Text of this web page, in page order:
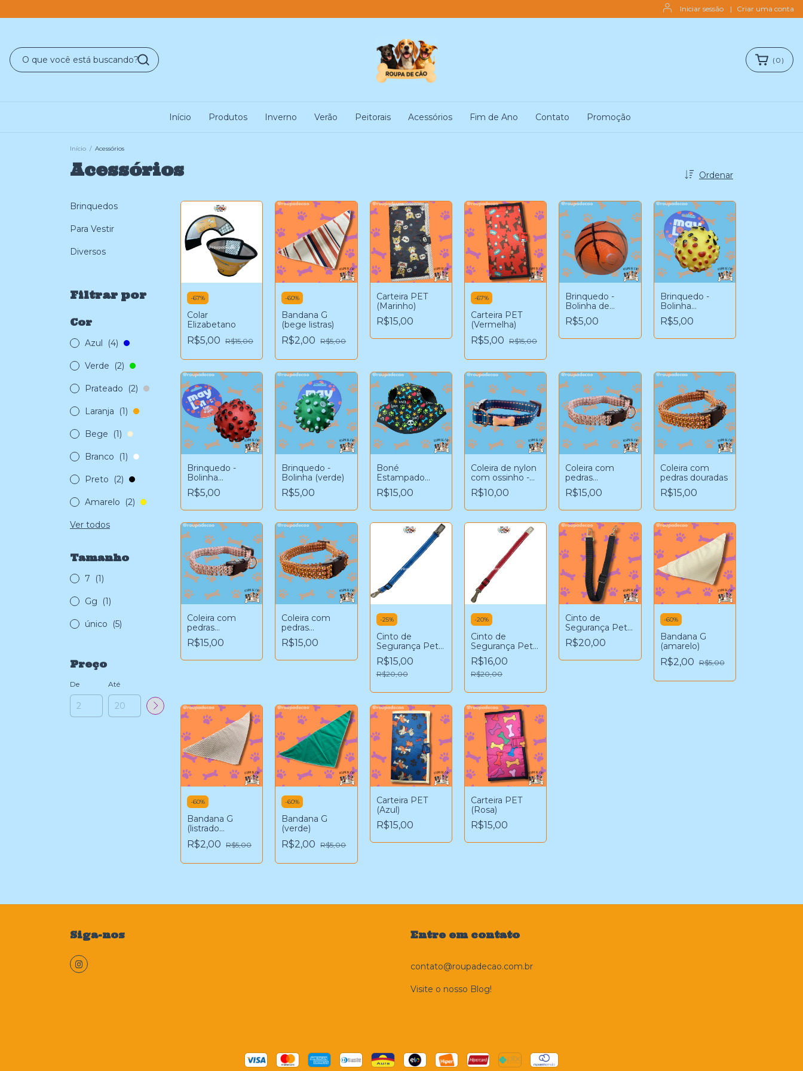
Iniciar sessão | Criar uma conta
( 0 )
Início Produtos Inverno Verão Peitorais Acessórios Fim de Ano Contato Promoção
Início / Acessórios
Acessórios Ordenar
Brinquedos
Para Vestir
Diversos
Filtrar por
Cor
Azul (4)
Verde (2)
Prateado (2)
Laranja (1)
Bege (1)
Branco (1)
Preto (2)
Amarelo (2)
Ver todos
Tamanho
7 (1)
Gg (1)
único (5)
Preço
De Até
-67%
Colar
Elizabetano
R$5,00 R$15,00
-60%
Bandana G
(bege listras)
R$2,00 R$5,00
Carteira PET
(Marinho)
R$15,00
-67%
Carteira PET
(Vermelha)
R$5,00 R$15,00
Brinquedo -
Bolinha de
Basquete
R$5,00
Brinquedo -
Bolinha
(amarelo)
R$5,00
Brinquedo -
Bolinha
(vermelho)
R$5,00
Brinquedo -
Bolinha (verde)
R$5,00
Boné
Estampado
(Pandinha)
R$15,00
Coleira de nylon
com ossinho -
(azul)
R$10,00
Coleira com
pedras
prateadas
R$15,00
Coleira com
pedras douradas
R$15,00
Coleira com
pedras
pequenas
prateadas
R$15,00
Coleira com
pedras
pequenas
douradas
R$15,00
-25%
Cinto de
Segurança Pet
(azul)
R$15,00
R$20,00
-20%
Cinto de
Segurança Pet
(vermelho)
R$16,00
R$20,00
Cinto de
Segurança Pet
(preto)
R$20,00
-60%
Bandana G
(amarelo)
R$2,00 R$5,00
-60%
Bandana G
(listrado
vermelho)
R$2,00 R$5,00
-60%
Bandana G
(verde)
R$2,00 R$5,00
Carteira PET
(Azul)
R$15,00
Carteira PET
(Rosa)
R$15,00
Siga-nos Entre em contato
contato@roupadecao.com.br
Visite o nosso Blog!